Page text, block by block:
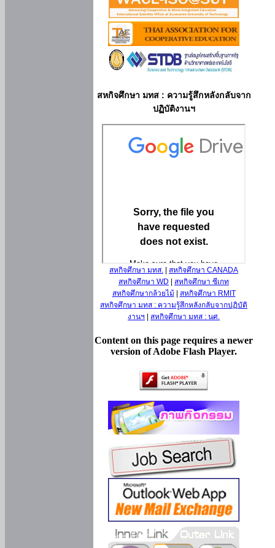
สหกิจศึกษา มทส : ความรู้สึกหลังกลับจาก
ปฏิบัติงานฯ
สหกิจศึกษา มทส.
สหกิจศึกษา CANADA
สหกิจศึกษา WD
สหกิจศึกษา ซีเกท
สหกิจศึกษากล้วยไม้
สหกิจศึกษา RMIT
สหกิจศึกษา มทส : ความรู้สึกหลังกลับจากปฏิบัติ
งานฯ
สหกิจศึกษา มทส : นศ.
Content on this page requires a newer
version of Adobe Flash Player.